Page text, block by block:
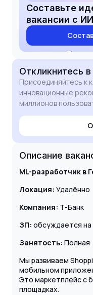
Составьте
вакансии с
Откликнитесь
Присоединяйтесь к
инновационные
миллионов
Описание
ML-разработчик в
Локация: Удалённо
Компания: Т-Банк
ЗП: обсуждается
Занятость: Полная
Мы развиваем
мобильном
Это маркетплейс с
площадках.